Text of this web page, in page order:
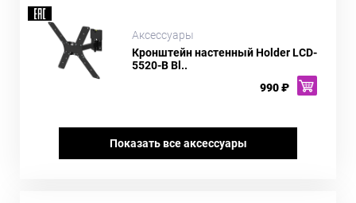
Аксессуары
Кронштейн настенный Holder LCD-
5520-B Bl..
990 ₽
Показать все аксессуары